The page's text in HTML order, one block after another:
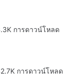
การดาวน์โหลด
การดาวน์โหลด